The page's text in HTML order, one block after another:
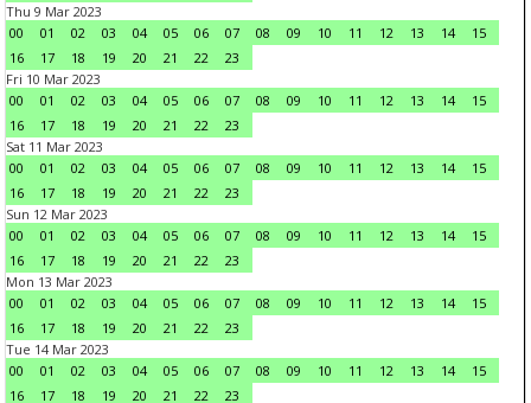
Thu 9 Mar 2023
00
01 02 03 04 05 06 07 08 09 10 11 12 13 14
15
16
17 18 19 20 21 22
23
Fri 10 Mar 2023
00
01 02 03 04 05 06 07 08 09 10 11 12 13 14
15
16
17 18 19 20 21 22
23
Sat 11 Mar 2023
00
01 02 03 04 05 06 07 08 09 10 11 12 13 14
15
16
17 18 19 20 21 22
23
Sun 12 Mar 2023
00
01 02 03 04 05 06 07 08 09 10 11 12 13 14
15
16
17 18 19 20 21 22
23
Mon 13 Mar 2023
00
01 02 03 04 05 06 07 08 09 10 11 12 13 14
15
16
17 18 19 20 21 22
23
Tue 14 Mar 2023
00
01 02 03 04 05 06 07 08 09 10 11 12 13 14
15
16
17 18 19 20 21 22 23